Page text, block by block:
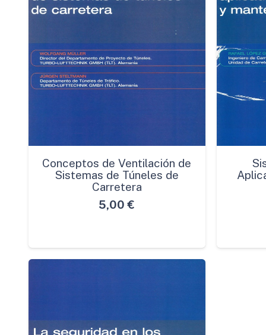
Conceptos de Ventilación de
Sistemas de Túneles de
Carretera
5,00 €